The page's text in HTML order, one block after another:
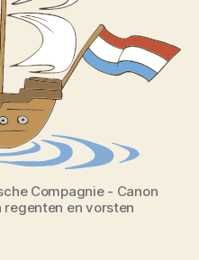
Compagnie - Canon
en vorsten